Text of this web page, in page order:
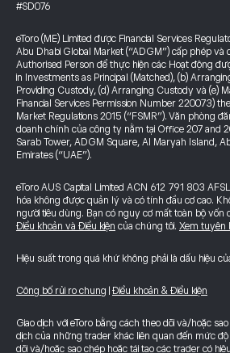
#SD076
eToro (ME) Limited được Financial Services
Abu Dhabi Global Market (“ADGM”) cấp phép và
Authorised Person để thực hiện các Hoạt động
in Investments as Principal (Matched), (b)
Providing Custody, (d) Arranging Custody và (e)
Financial Services Permission Number 220073)
Market Regulations 2015 (“FSMR”). Văn phòng
doanh chính của công ty nằm tại Office 207 and
Sarab Tower, ADGM Square, Al Maryah Island,
Emirates (“UAE”).
eToro AUS Capital Limited ACN 612 791 803
hóa không được quản lý và có tính đầu cơ cao.
người tiêu dùng. Bạn có nguy cơ mất toàn bộ vốn
Điều khoản và Điều kiện của chúng tôi. Xem tuyên
Hiệu suất trong quá khứ không phải là dấu hiệu
Công bố rủi ro chung Điều khoản & Điều kiện
Giao dịch với eToro bằng cách theo dõi và/hoặc
dịch của những trader khác liên quan đến mức độ
dõi và/hoặc sao chép hoặc tái tạo các trader có